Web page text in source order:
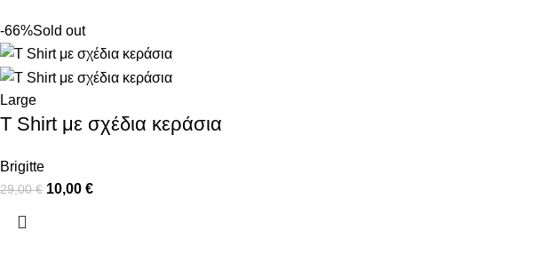
-66%Sold out
Large
T Shirt με σχέδια κεράσια
Brigitte
29,00€ 10,00 €